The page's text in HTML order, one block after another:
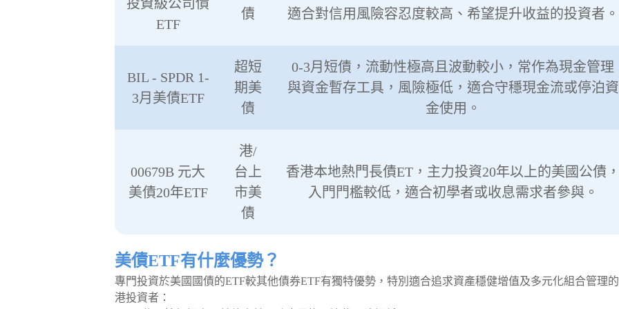
投資級公司債
ETF
債
適合對信用風險容忍度較高、希望提升收益的投資者。
BIL - SPDR 1-
3月美債ETF
超短
期美
債
0-3月短債，流動性極高且波動較小，常作為現金管理
與資金暫存工具，風險極低，適合守穩現金流或停泊資
金使用。
00679B 元大
美債20年ETF
港/
台上
市美
債
香港本地熱門長債ET，主力投資20年以上的美國公債
入門門檻較低，適合初學者或收息需求者參與。
美債ETF有什麼優勢？
專門投資於美國國債的ETF較其他債券ETF有獨特優勢，特別適合追求資產穩健增值及多元化組合管理
港投資者：